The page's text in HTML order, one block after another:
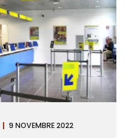
9 NOVEMBRE 2022